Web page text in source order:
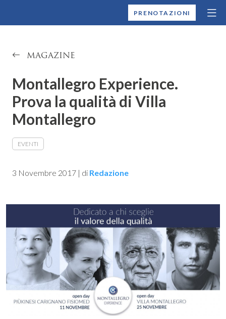
MONTALLEGROPRENOTAZIONI
MAGAZINE
Montallegro Experience.
Prova la qualità di Villa
Montallegro
EVENTI
3 Novembre 2017 | di Redazione